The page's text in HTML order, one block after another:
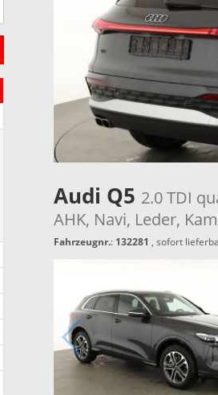
Audi Q5 2.0 TDI
AHK, Navi, Leder,
Fahrzeugnr.: 132281 , sofort